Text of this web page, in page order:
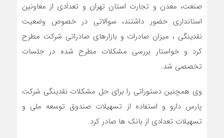
صنعت، معدن و تجارت استان تهران و تعدادی از معاونین
استانداری حضور داشتند، سوالاتی در خصوص وضعیت
نقدینگی ، میزان صادرات و بازارهای صادراتی شرکت مطرح
کرد و خواستار بررسی مشکلات مطرح شده در جلسات
تخصصی شد.
وی همچنین دستوراتی را برای حل مشکلات نقدینگی شرکت
پارس دارو و استفاده از تسهیلات صندوق توسعه ملی و
تسهیلات تعدادی از بانک ها صادر کرد.